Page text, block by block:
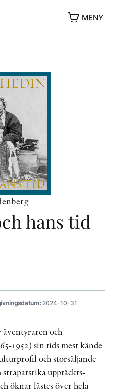
MENY
YUKIKO OCH PATRIK MÖTER
STOLPE STORIES
ÖVRIGA FORMAT
PEER REVIEW-PROCESSEN
hans tid
2024-10-31
äventyraren och
1952) sin tids mest kände
och storsäljande
strapatsrika upptäckts­
öknar lästes över hela